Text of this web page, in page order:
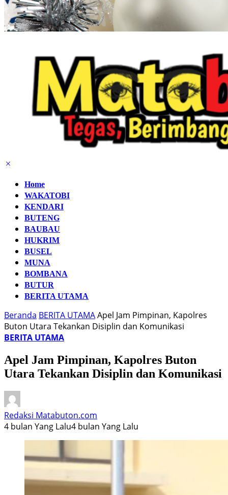
Home
WAKATOBI
KENDARI
BUTENG
BAUBAU
HUKRIM
BUSEL
MUNA
BOMBANA
BUTUR
BERITA UTAMA
Beranda BERITA UTAMAApel Jam Pimpinan, Kapolres
Buton Utara Tekankan Disiplin dan Komunikasi
BERITA UTAMA
Apel Jam Pimpinan, Kapolres Buton
Utara Tekankan Disiplin dan Komunikasi
Redaksi Matabuton.com
4 bulan Yang Lalu4 bulan Yang Lalu